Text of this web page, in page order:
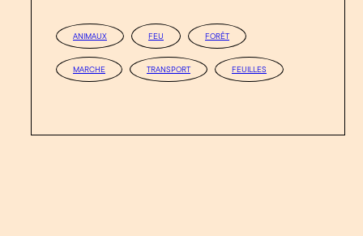
ANIMAUX FEU FORÊT
MARCHE TRANSPORT FEUILLES